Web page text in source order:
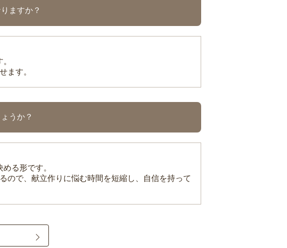
ますか？
ます。
うか？
る形です。
ので、献立作りに悩む時間を短縮し、自信を持って